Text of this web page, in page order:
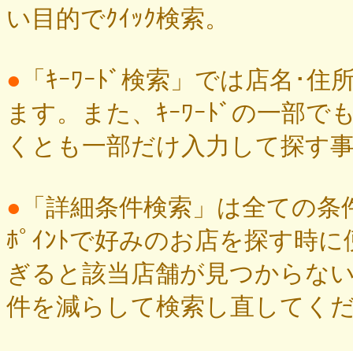
い目的でｸｲｯｸ検索。
● 「ｷｰﾜｰﾄﾞ検索」では店名･
ます。また、ｷｰﾜｰﾄﾞの一部で
くとも一部だけ入力して探す
● 「詳細条件検索」は全ての
ﾎﾟｲﾝﾄで好みのお店を探す時
ぎると該当店舗が見つからな
件を減らして検索し直してく